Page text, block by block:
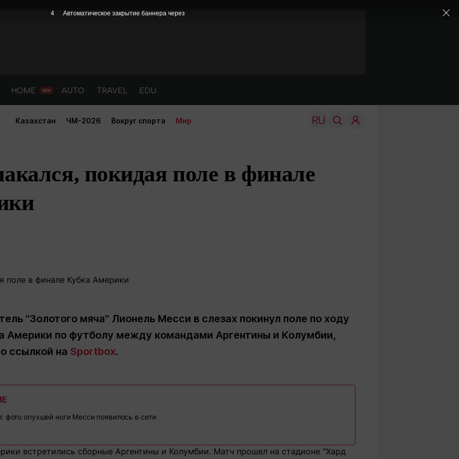
HOME AUTO TRAVEL EDU
Казахстан ЧМ-2026 Вокруг спорта Мир
Контакты редакции Вакансии
(700) 3 888 188
покидая поле в финале
"Золотого мяча" Лионель Месси в слезах покинул поле по ходу
Америки по футболу между командами Аргентины и Колумбии,
ссылкой на Sportbox.
фото опухшей ноги Месси появилось в сети
встретились сборные Аргентины и Колумбии. Матч прошел на стадионе "Хард
3 Автоматическое закрытие баннера через